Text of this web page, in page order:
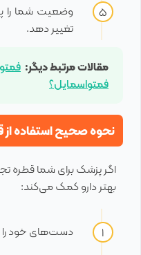
وضعیت شما را
تغییر دهد.
مقالات مرتبط دیگر:
فمتواسمایل؟
نحوه صحیح استفاده
اگر پزشک برای شما قطره
بهتر دارو کمک می‌کند:
دست‌های خود را